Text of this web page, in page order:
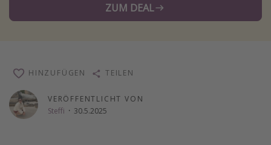
Alle Reisethemen
Roadtrips
Wochenendtrip
Singlereisen
ZUM DEAL
VERÖFFENTLICHT VON
Steffi · 30.5.2025
HINZUFÜGEN TEILEN